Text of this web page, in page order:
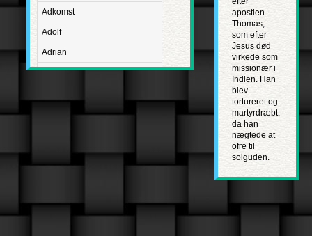
Adkomst
Adolf
Adrian
Advent
Aetatis suae
Agapetus
apostlen
Thomas,
som efter
Jesus død
virkede som
missionær i
Indien. Han
blev
tortureret og
martyrdræbt,
da han
nægtede at
ofre til
solguden.